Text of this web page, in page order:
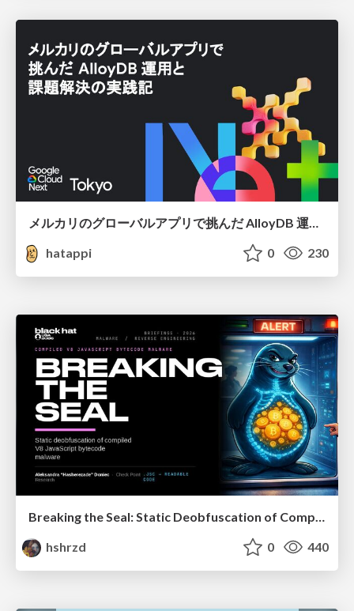
メルカリのグローバルアプリで挑んだ AlloyDB 運用と課題解決の実践記
hatappi
0 230
Breaking the Seal: Static Deobfuscation of Compiled V8 JavaScript Bytecode Malware
hshrzd
0 440